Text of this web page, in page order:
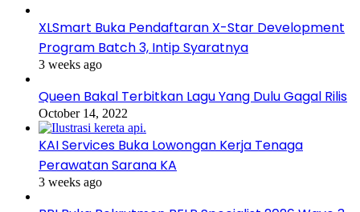
XLSmart Buka Pendaftaran X-Star Development
Program Batch 3, Intip Syaratnya
3 weeks ago
Queen Bakal Terbitkan Lagu Yang Dulu Gagal Rilis
October 14, 2022
KAI Services Buka Lowongan Kerja Tenaga
Perawatan Sarana KA
3 weeks ago